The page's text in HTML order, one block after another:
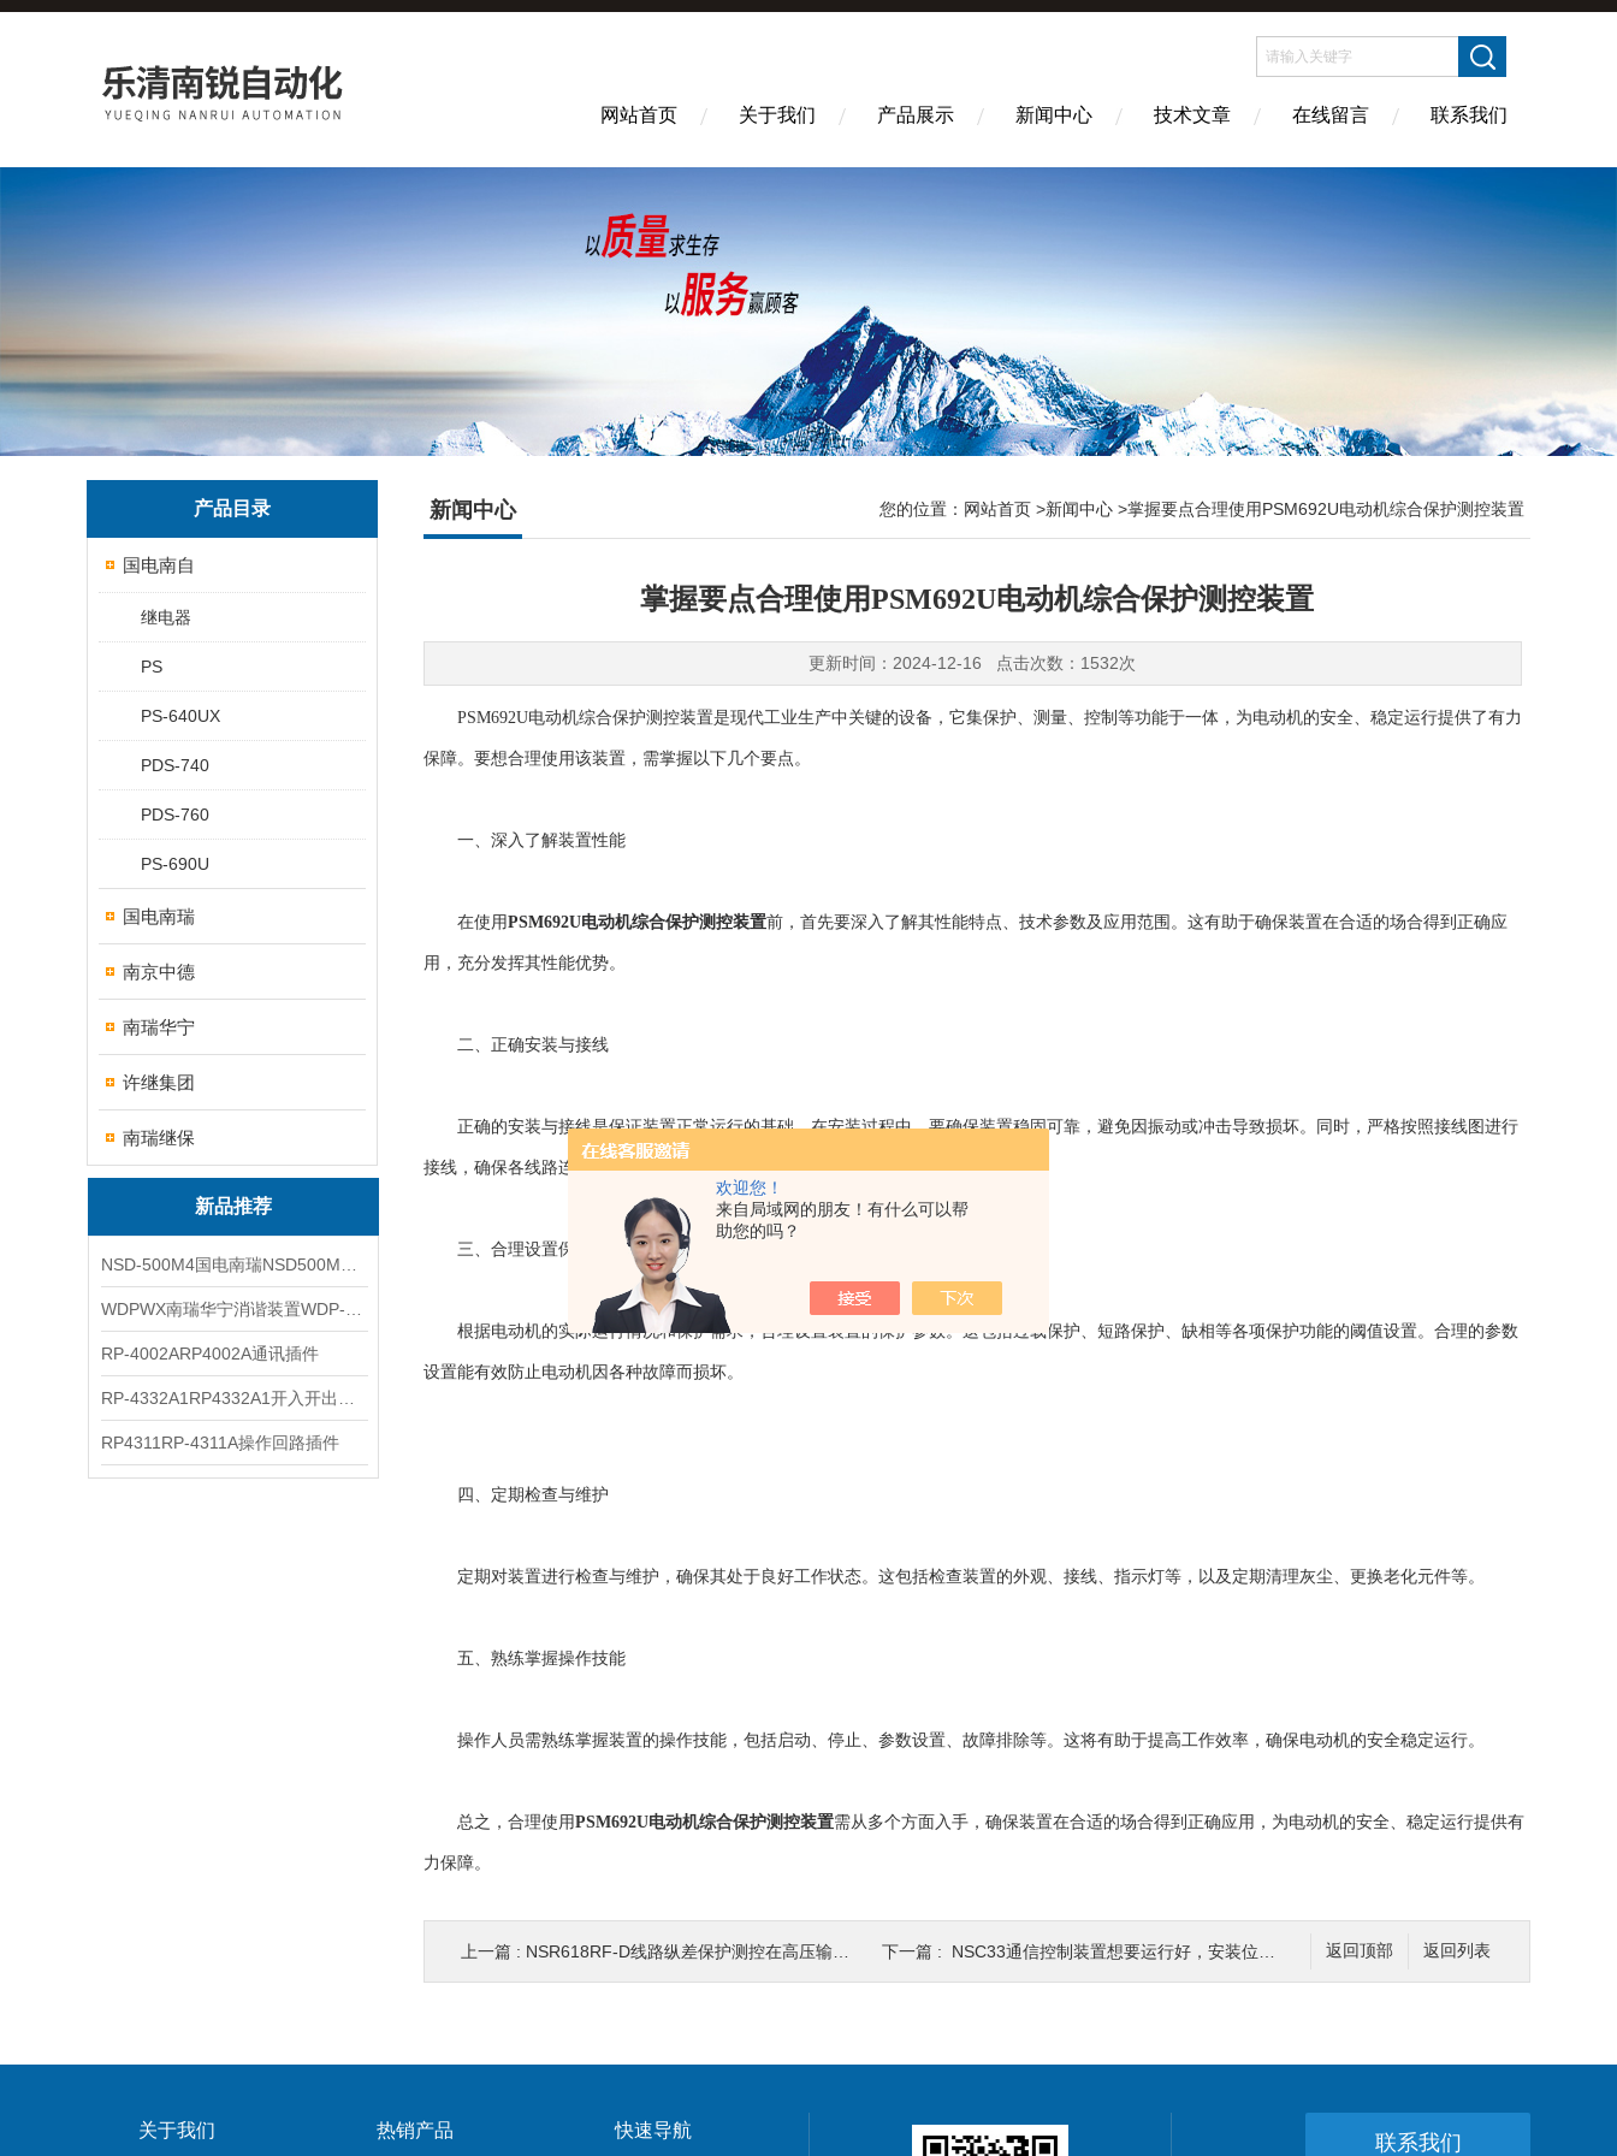
欢迎您！
来自局域网的朋友！有什么可以帮
助您的吗？
网站首页 关于我们 产品展示 新闻中心 技术文章 在线留言 联系我们
产品目录
国电南自
继电器
PS
PS-640UX
PDS-740
PDS-760
PS-690U
国电南瑞
南京中德
南瑞华宁
许继集团
南瑞继保
新品推荐
RP-4002ARP4002A通讯插件
RP4311RP-4311A操作回路插件
新闻中心 您的位置： 网站首页 >新闻中心 >掌握要点合理使用PSM692U电动机综合保护测控装置
掌握要点合理使用PSM692U电动机综合保护测控装置
更新时间：2024-12-16 点击次数：1532次
PSM692U电动机综合保护测控装置是现代工业生产中关键的设备，它集保护、测量、控制等功能于一体，为电动机的安全、稳定运行提供了有力
保障。要想合理使用该装置，需掌握以下几个要点。
一、深入了解装置性能
在使用PSM692U电动机综合保护测控装置前，首先要深入了解其性能特点、技术参数及应用范围。这有助于确保装置在合适的场合得到正确应
用，充分发挥其性能优势。
二、正确安装与接线
正确的安装与接线是保证装置正常运行的基础。在安装过程中，要确保装置稳固可靠，避免因振动或冲击导致损坏。同时，严格按照接线图进行
接线，确保各线路连接正确无误。
三、合理设置保护参数
根据电动机的实际运行情况和保护需求，合理设置装置的保护参数。这包括过载保护、短路保护、缺相等各项保护功能的阈值设置。合理的参数
设置能有效防止电动机因各种故障而损坏。
四、定期检查与维护
定期对装置进行检查与维护，确保其处于良好工作状态。这包括检查装置的外观、接线、指示灯等，以及定期清理灰尘、更换老化元件等。
五、熟练掌握操作技能
操作人员需熟练掌握装置的操作技能，包括启动、停止、参数设置、故障排除等。这将有助于提高工作效率，确保电动机的安全稳定运行。
总之，合理使用PSM692U电动机综合保护测控装置需从多个方面入手，确保装置在合适的场合得到正确应用，为电动机的安全、稳定运行提供有
力保障。
返回列表
返回顶部
上一篇 : NSR618RF-D线路纵差保护测控在高压输电网络中的优化应用 下一篇 : NSC33通信控制装置想要运行好，安装位置要选好
关于我们 热销产品 快速导航
联系我们